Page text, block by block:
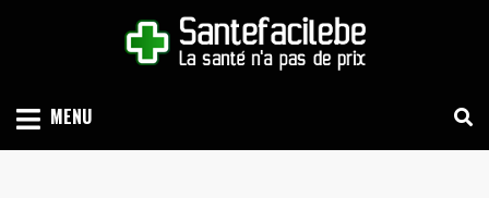
MENU